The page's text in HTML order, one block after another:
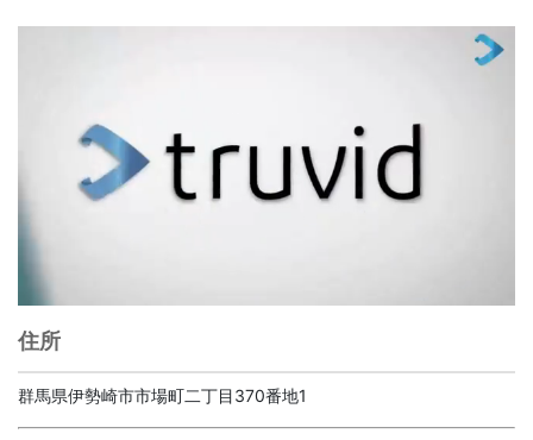
住所
群馬県伊勢崎市市場町二丁目370番地1